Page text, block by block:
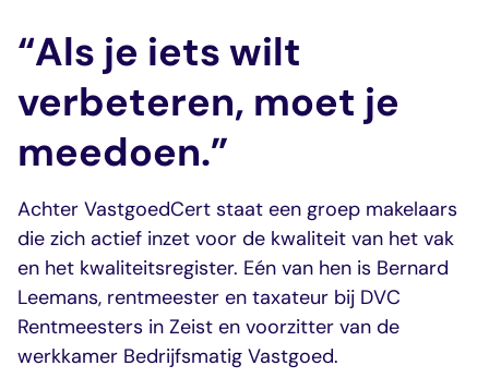
makelaar
Ik wil makelaar
worden
Ik zoek een
makelaar
Zoek in de website
Mijn VastgoedCert
Over Ons
Nieuws
Contact
Jouw
naar een volgend
Mijn
VastgoedCert
Jouw persoonlijke
dashboard met
voortgang en status
Makelaar
Makelaar
Wonen
Register-
Bedrijfsmatig
vastgoed
Register-
Makelaar
Landelijk
vastgoed
Jouw inschrijving als
gecertificeerd
Ik zoek een
opleiding
Jouw route naar
gecertificeerd
makelaar
Vrijstellingen
opleidingsroute
Makelaar
Kandidaat-
RM
Bedrijfsmatig
vastgoed
RM Landelijk
vastgoed
Erkende
opleiders
Opleidingsadvies
geregistreerde
Vragen en
antwoorden
“Als je iets wilt
verbeteren, moet je
meedoen.”
Achter VastgoedCert staat een groep makelaars
die zich actief inzet voor de kwaliteit van het vak
en het kwaliteitsregister. Eén van hen is Bernard
Leemans, rentmeester en taxateur bij DVC
Rentmeesters in Zeist en voorzitter van de
werkkamer Bedrijfsmatig Vastgoed.